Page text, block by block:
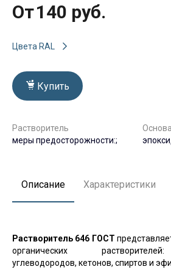
От140 руб.
Цвета RAL
Купить
Растворитель
меры предосторожности:;
Описание Характеристики
Растворитель 646 ГОСТ
органических
углеводородов, кетонов, спиртов и